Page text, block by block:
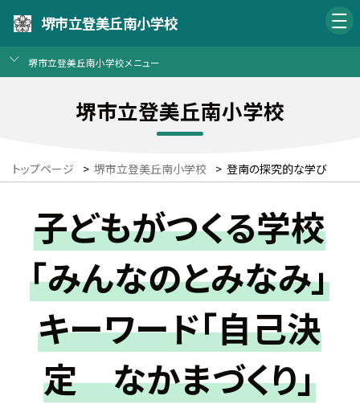
堺市立登美丘南小学校
堺市立登美丘南小学校メニュー
堺市立登美丘南小学校
トップページ > 堺市立登美丘南小学校 > 登南の探究的な学び
子どもがつくる学校
「みんなのとみなみ」
キーワード「自己決
定 なかまづくり」